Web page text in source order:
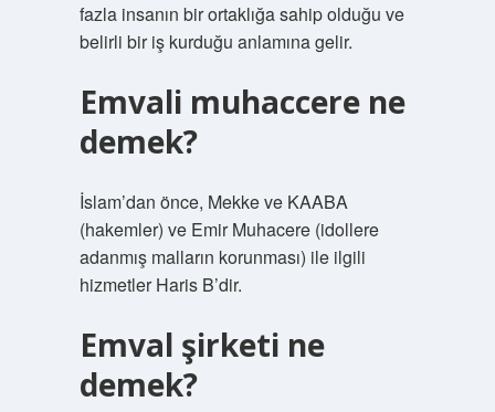
fazla insanın bir ortaklığa sahip olduğu ve
belirli bir iş kurduğu anlamına gelir.
Emvali muhaccere ne
demek?
İslam’dan önce, Mekke ve KAABA
(hakemler) ve Emir Muhacere (idollere
adanmış malların korunması) ile ilgili
hizmetler Haris B’dir.
Emval şirketi ne
demek?